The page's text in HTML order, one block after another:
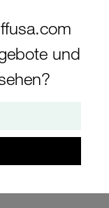
und
und kann vom